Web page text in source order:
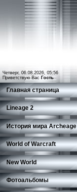
Четверг, 06.08.2026, 05:56
Приветствую Вас Гость
Главная страница
Lineage 2
История мира Archeage
World of Warcraft
New World
Фотоальбомы